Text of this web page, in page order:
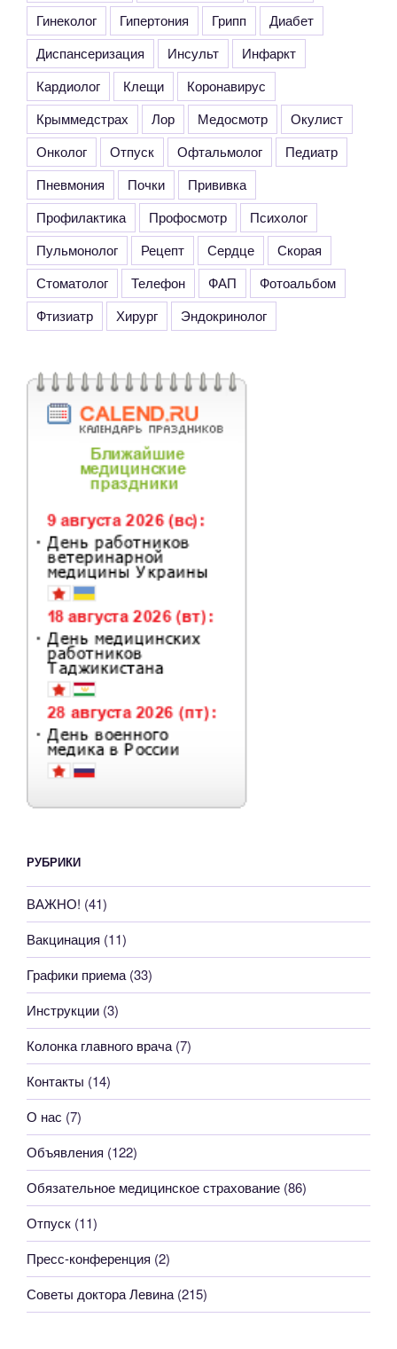
им.
Семашко
Валерием
Садовым»
Гинеколог
Гипертония Грипп
Диабет
Диспансеризация
Инсульт
Инфаркт
Кардиолог
Клещи
Коронавирус
Крыммедстрах
Лор Медосмотр
Окулист
Онколог
Отпуск Офтальмолог
Педиатр
Пневмония
Почки
Прививка
Профилактика
Профосмотр
Психолог
Пульмонолог
Рецепт Сердце
Скорая
Стоматолог
Телефон ФАП
Фотоальбом
Фтизиатр
Хирург Эндокринолог
РУБРИКИ
ВАЖНО! (41)
Вакцинация (11)
Графики приема(33)
Инструкции (3)
Колонка главного врача(7)
Контакты (14)
О нас (7)
Объявления (122)
Обязательное медицинское страхование (86)
Отпуск (11)
Пресс-конференция (2)
Советы доктора Левина(215)